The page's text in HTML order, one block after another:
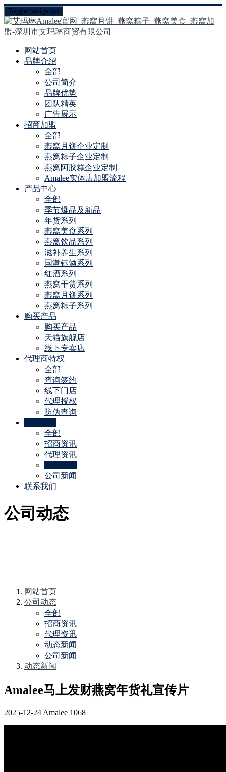
Toggle navigation
网站首页
品牌介绍
全部
公司简介
品牌优势
团队精英
广告展示
招商加盟
全部
燕窝月饼企业定制
燕窝粽子企业定制
燕窝阿胶糕企业定制
Amalee实体店加盟流程
产品中心
全部
季节爆品及新品
年货系列
燕窝美食系列
燕窝饮品系列
滋补养生系列
国潮钰酒系列
红酒系列
燕窝干货系列
燕窝月饼系列
燕窝粽子系列
购买产品
购买产品
天猫旗舰店
线下专卖店
代理商特权
全部
查询签约
线下门店
代理授权
防伪查询
全部
招商资讯
代理资讯
公司新闻
联系我们
公司动态
网站首页
公司动态
全部
招商资讯
代理资讯
动态新闻
公司新闻
动态新闻
Amalee马上发财燕窝年货礼宣传片
2025-12-24 Amalee 1068